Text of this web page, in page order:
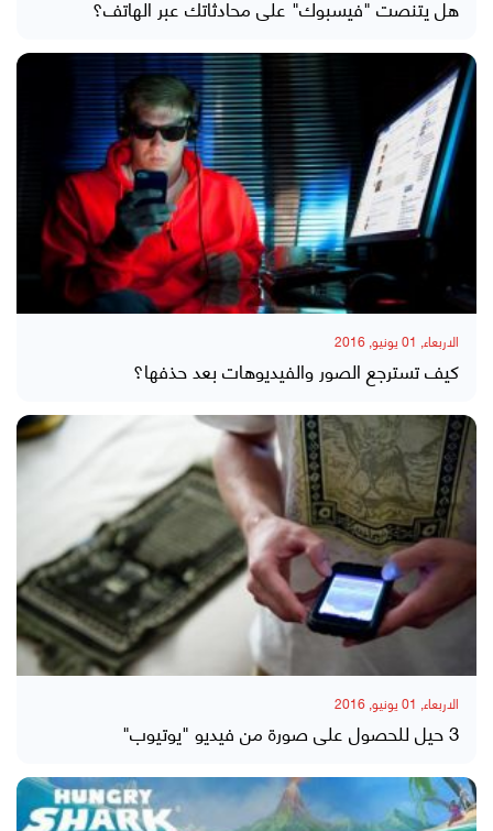
هل يتنصت "فيسبوك" على محادثاتك عبر الهاتف؟
الاربعاء, 01 يونيو, 2016
كيف تسترجع الصور والفيديوهات بعد حذفها؟
الاربعاء, 01 يونيو, 2016
3 حيل للحصول على صورة من فيديو "يوتيوب"